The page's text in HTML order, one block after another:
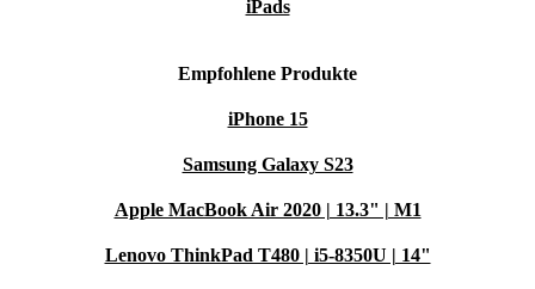
iPads
Empfohlene Produkte
iPhone 15
Samsung Galaxy S23
Apple MacBook Air 2020 | 13.3" | M1
Lenovo ThinkPad T480 | i5-8350U | 14"